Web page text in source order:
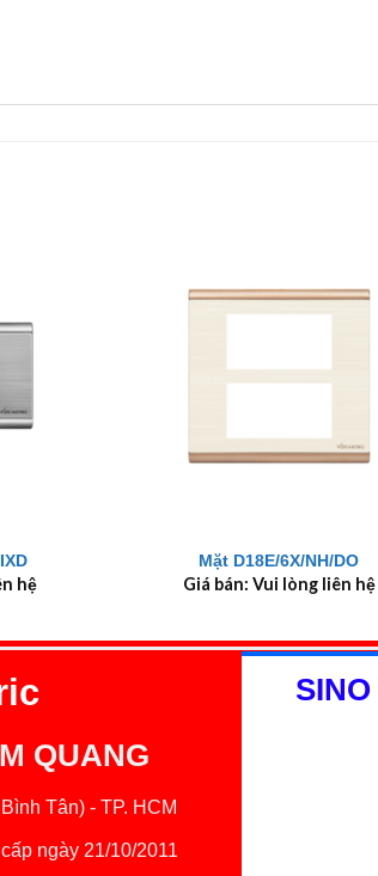
hệ
Mặt D18E/6X/NH/DO
Giá bán: Vui lòng liên hệ
QUANG
Tân) - TP. HCM
ngày 21/10/2011